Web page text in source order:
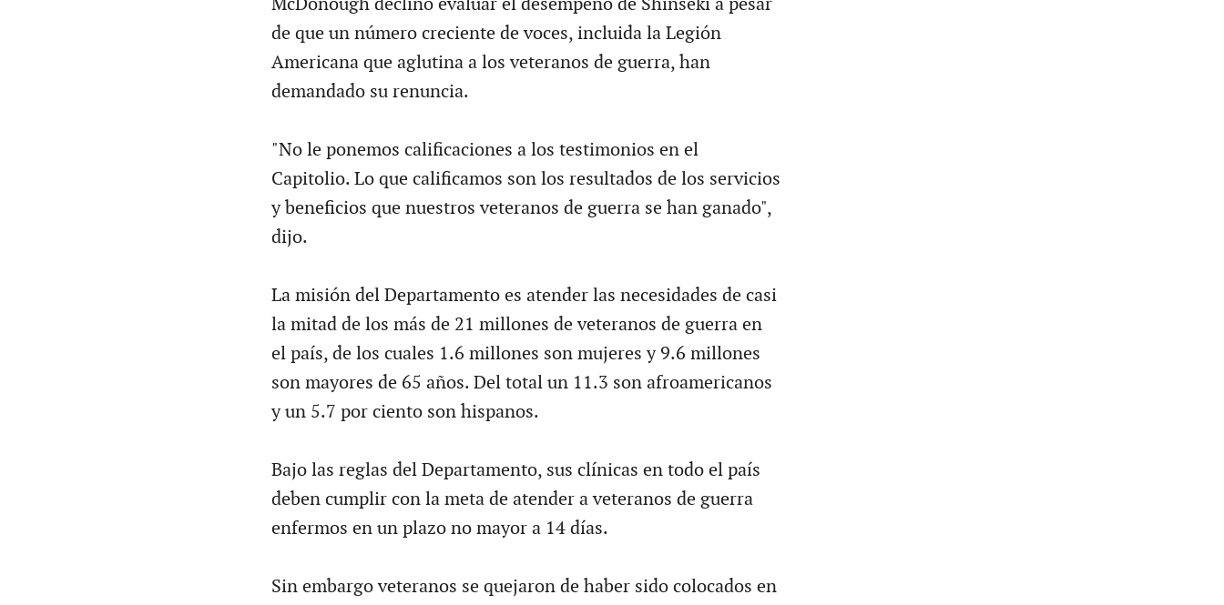
de que un número creciente de voces, incluida la Legión
Americana que aglutina a los veteranos de guerra, han
demandado su renuncia.
"No le ponemos calificaciones a los testimonios en el
Capitolio. Lo que calificamos son los resultados de los servicios
y beneficios que nuestros veteranos de guerra se han ganado",
dijo.
La misión del Departamento es atender las necesidades de casi
la mitad de los más de 21 millones de veteranos de guerra en
el país, de los cuales 1.6 millones son mujeres y 9.6 millones
son mayores de 65 años. Del total un 11.3 son afroamericanos
y un 5.7 por ciento son hispanos.
Bajo las reglas del Departamento, sus clínicas en todo el país
deben cumplir con la meta de atender a veteranos de guerra
enfermos en un plazo no mayor a 14 días.
Sin embargo veteranos se quejaron de haber sido colocados en